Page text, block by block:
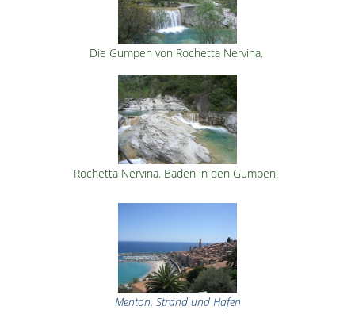
Die Gumpen von Rochetta Nervina.
Rochetta Nervina. Baden in den Gumpen.
Menton. Strand und Hafen